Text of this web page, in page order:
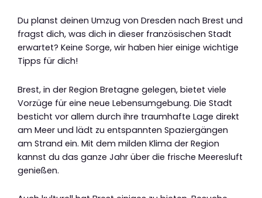
Du planst deinen Umzug von Dresden nach Brest und
fragst dich, was dich in dieser französischen Stadt
erwartet? Keine Sorge, wir haben hier einige wichtige
Tipps für dich!
Brest, in der Region Bretagne gelegen, bietet viele
Vorzüge für eine neue Lebensumgebung. Die Stadt
besticht vor allem durch ihre traumhafte Lage direkt
am Meer und lädt zu entspannten Spaziergängen
am Strand ein. Mit dem milden Klima der Region
kannst du das ganze Jahr über die frische Meeresluft
genießen.